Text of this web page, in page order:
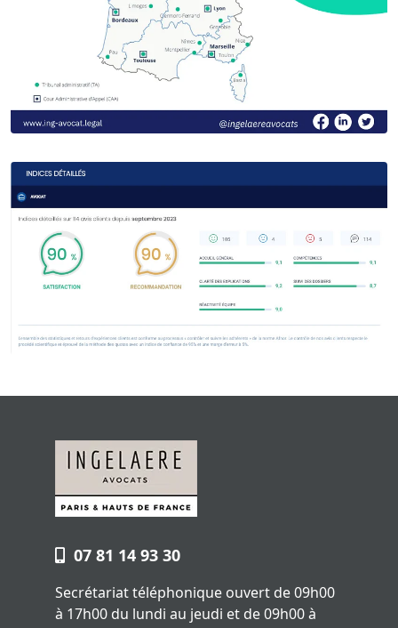
07 81 14 93 30
Secrétariat téléphonique ouvert de 09h00
à 17h00 du lundi au jeudi et de 09h00 à